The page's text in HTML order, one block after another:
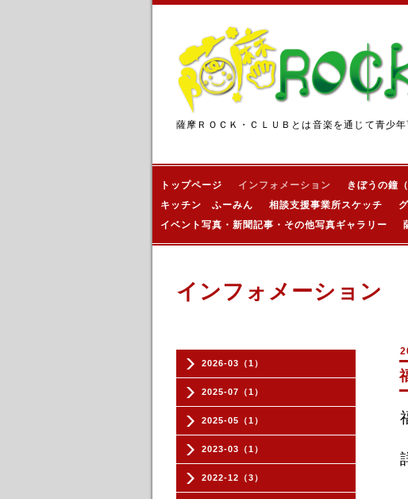
薩摩ＲＯＣＫ・ＣＬＵＢとは音楽を通じて青少
トップページ インフォメーション きぼうの鐘
キッチン ふーみん
相談支援事業所スケッチ
イベント写真・新聞記事・その他写真ギャラリー
2026-03（1）
2025-07（1）
2025-05（1）
2023-03（1）
2022-12（3）
インフォメーション